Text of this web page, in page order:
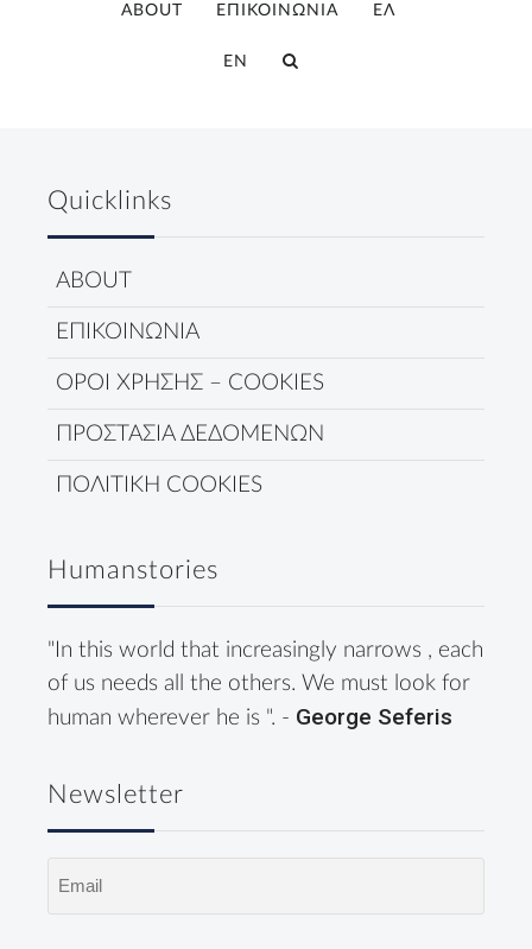
ABOUT ΕΠΙΚΟΙΝΩΝΙΑ ΕΛ
EN
Quicklinks
ABOUT
ΕΠΙΚΟΙΝΩΝΙΑ
ΟΡΟΙ ΧΡΗΣΗΣ – COOKIES
ΠΡΟΣΤΑΣΙΑ ΔΕΔΟΜΕΝΩΝ
ΠΟΛΙΤΙΚΗ COOKIES
Humanstories
"In this world that increasingly narrows , each
of us needs all the others. We must look for
human wherever he is ". - George Seferis
Newsletter